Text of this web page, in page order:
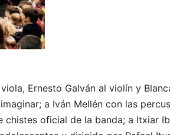
Ernesto Galván al violín y
a Iván Mellén con las
chistes oficial de la banda; a Itxiar